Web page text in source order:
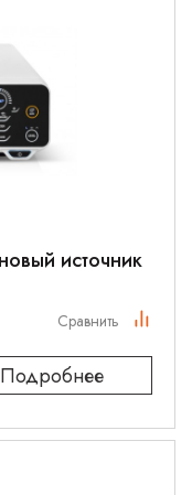
источник
Подробнее
Сравнить